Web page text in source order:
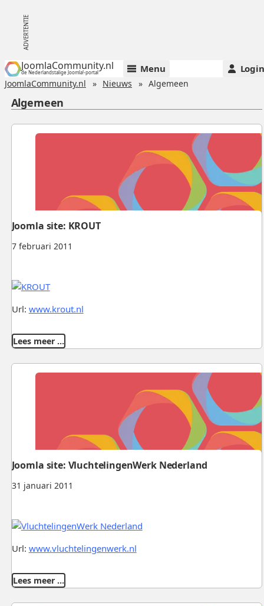
JoomlaCommunity.nl
de Nederlandstalige Joomla!-portal Menu Login
JoomlaCommunity.nl Nieuws Algemeen
Algemeen
7 februari 2011
Joomla site: KROUT
Url: www.krout.nl
Lees meer …
31 januari 2011
Joomla site: VluchtelingenWerk Nederland
Url: www.vluchtelingenwerk.nl
Lees meer …